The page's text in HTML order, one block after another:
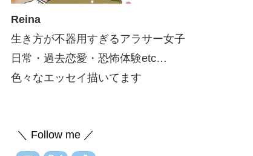
Reina
生き方が不器用すぎるアラサー女子
日常・過去恋愛・恐怖体験etc…
色々なエッセイ描いてます
＼ Follow me ／